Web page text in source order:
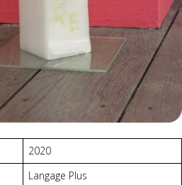
2020
Langage Plus